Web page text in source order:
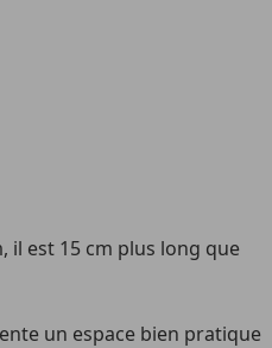
il est 15 cm plus long que
un espace bien pratique